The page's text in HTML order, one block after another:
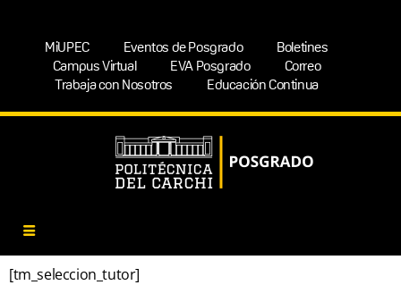
MiUPEC Eventos de Posgrado
Boletines
Campus Virtual
EVA Posgrado
Correo
Trabaja con Nosotros
Educación Continua
[tm_seleccion_tutor]